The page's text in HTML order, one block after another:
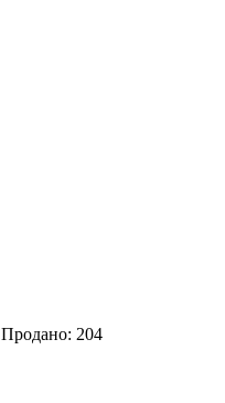
Продано: 204